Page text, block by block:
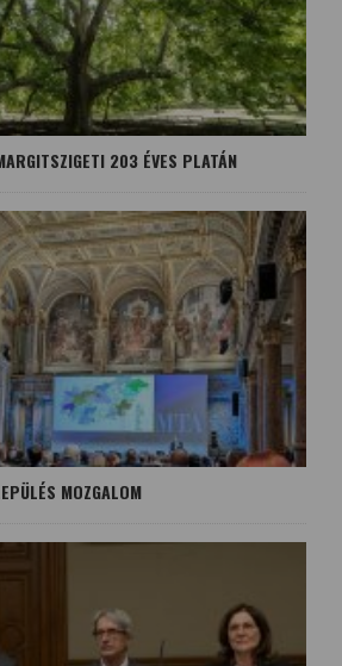
203 ÉVES PLATÁN
MOZGALOM